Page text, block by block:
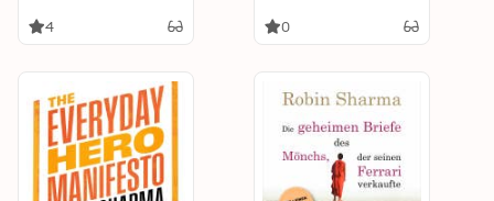
4
impacte o mundo
0